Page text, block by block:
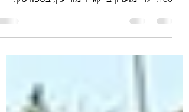
מי זה איתמר 180 ולמה הילד שלי
מכיר אותו? רוכבים עם יוטיובר.
180. ילדי מועדון בייקגייד מודיעין, בספורטק.